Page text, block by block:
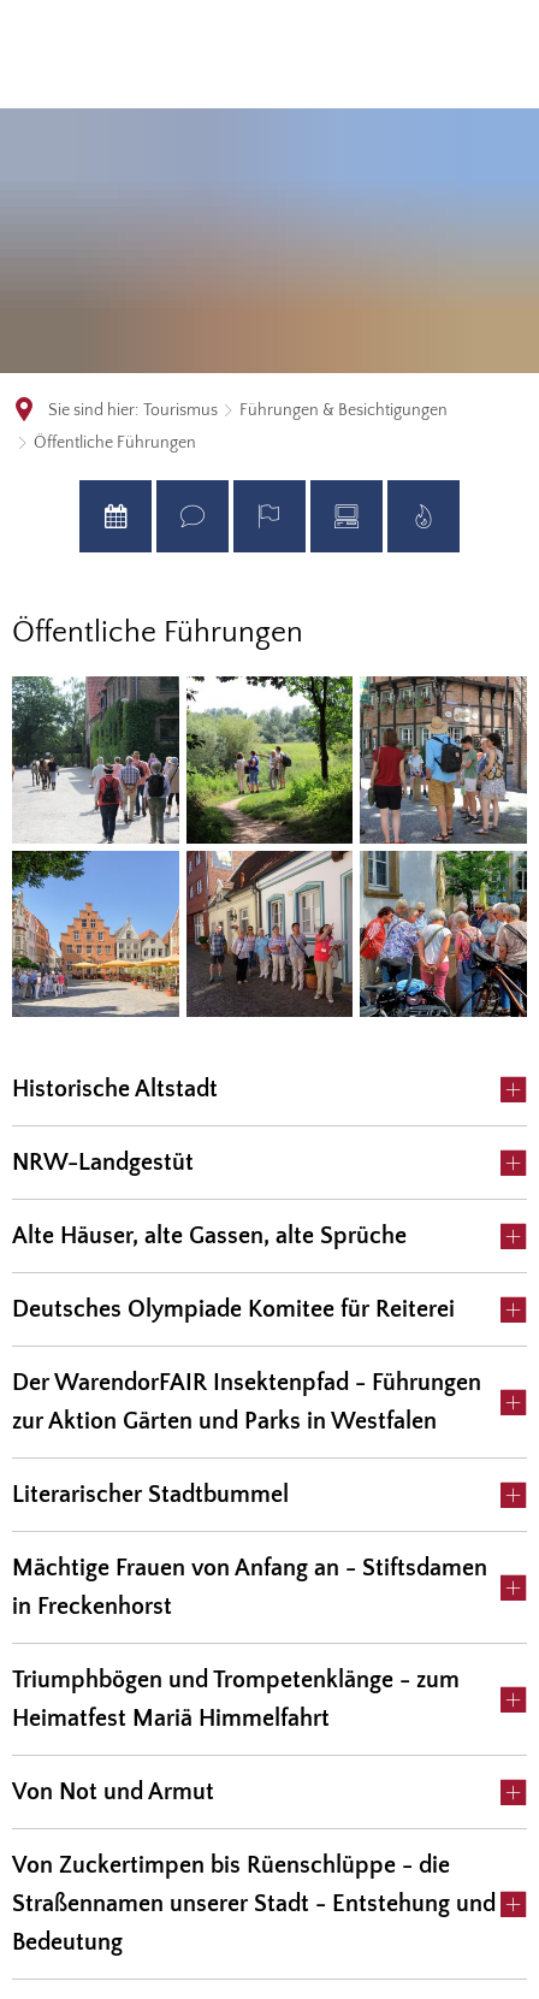
Sie sind hier: Tourismus
Führungen & Besichtigungen
Öffentliche Führungen
Öffentliche
Führungen
Öffentliche Führungen
Historische Altstadt
NRW-Landgestüt
Alte Häuser, alte Gassen, alte Sprüche
Deutsches Olympiade Komitee für Reiterei
Der WarendorFAIR Insektenpfad - Führungen
zur Aktion Gärten und Parks in Westfalen
Literarischer Stadtbummel
Mächtige Frauen von Anfang an - Stiftsdamen
in Freckenhorst
Triumphbögen und Trompetenklänge - zum
Heimatfest Mariä Himmelfahrt
Von Not und Armut
Von Zuckertimpen bis Rüenschlüppe - die
Straßennamen unserer Stadt - Entstehung und
Bedeutung